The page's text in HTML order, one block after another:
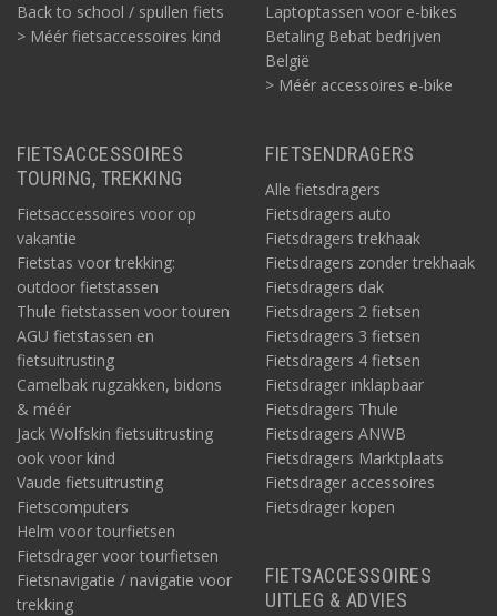
Back to school / spullen fiets
> Méér fietsaccessoires kind
Laptoptassen voor e-bikes
Betaling Bebat bedrijven
België
> Méér accessoires e-bike
FIETSACCESSOIRES
TOURING, TREKKING
Fietsaccessoires voor op
vakantie
Fietstas voor trekking:
outdoor fietstassen
Thule fietstassen voor touren
AGU fietstassen en
fietsuitrusting
Camelbak rugzakken, bidons
& méér
Jack Wolfskin fietsuitrusting
ook voor kind
Vaude fietsuitrusting
Fietscomputers
Helm voor tourfietsen
Fietsdrager voor tourfietsen
Fietsnavigatie / navigatie voor
trekking
FIETSENDRAGERS
Alle fietsdragers
Fietsdragers auto
Fietsdragers trekhaak
Fietsdragers zonder trekhaak
Fietsdragers dak
Fietsdragers 2 fietsen
Fietsdragers 3 fietsen
Fietsdragers 4 fietsen
Fietsdrager inklapbaar
Fietsdragers Thule
Fietsdragers ANWB
Fietsdragers Marktplaats
Fietsdrager accessoires
Fietsdrager kopen
FIETSACCESSOIRES
UITLEG & ADVIES